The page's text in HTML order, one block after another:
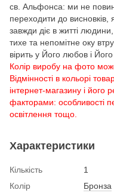
св. Альфонса: ми не
переходити до висновків,
завжди діє в житті
тихе та непомітне оку
вірить у Його любов і Його
Колір виробу на фото
Відмінності в кольорі
інтернет-магазину і його
факторами: особливості
освітлення тощо.
Характеристики
Кількість
1
Колір
Бронза